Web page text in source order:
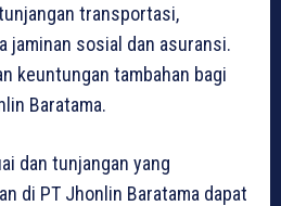
transportasi,
jaminan sosial dan asuransi.
keuntungan tambahan bagi
Baratama.
dan tunjangan yang
di PT Jhonlin Baratama dapat